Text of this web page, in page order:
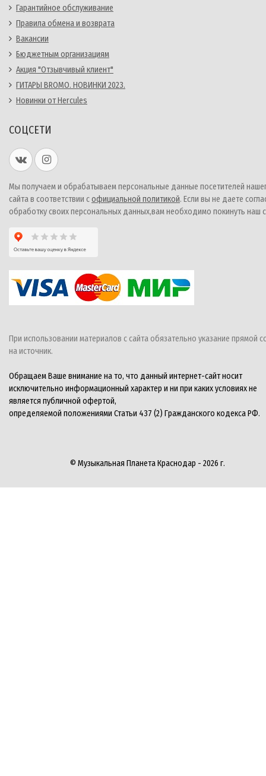
Гарантийное обслуживание
Правила обмена и возврата
Вакансии
Бюджетным организациям
Акция "Отзывчивый клиент"
ГИТАРЫ BROMO. НОВИНКИ 2023.
Новинки от Hercules
СОЦСЕТИ
Мы получаем и обрабатываем персональные данные посетителей
сайта в соответствии софициальной политикой. Если вы не даете
обработку своих персональных данных,вам необходимо покинуть наш
При использовании материалов с сайта обязательно указание прямой
на источник.
Обращаем Ваше внимание на то, что данный интернет-сайт носит
исключительно информационный характер и ни при каких условиях не
является публичной офертой,
определяемой положениями Статьи 437 (2) Гражданского кодекса РФ.
© Музыкальная Планета Краснодар - 2026 г.